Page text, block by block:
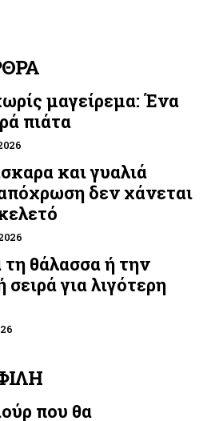
μαγείρεμα: Ένα
πιάτα
και γυαλιά
δεν χάνεται
θάλασσα ή την
για λιγότερη
που θα